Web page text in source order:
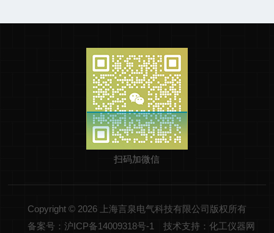
扫码加微信
Copyright © 2026 上海言泉电气科技有限公司版权所有
备案号：沪ICP备14009318号-1
技术支持：化工仪器网